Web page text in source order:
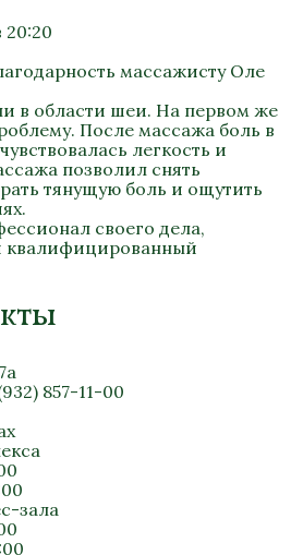
20:20
массажисту Оле
в области шеи. На первом же
После массажа боль в
легкость и
позволил снять
тянущую боль и ощутить
своего дела,
квалифицированный
857-11-00
зала